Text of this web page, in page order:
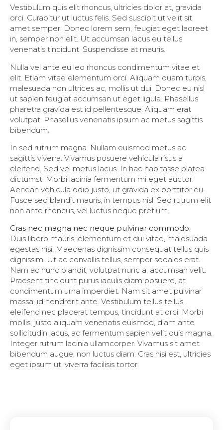
Vestibulum quis elit rhoncus, ultricies dolor at, gravida
orci. Curabitur ut luctus felis. Sed suscipit ut velit sit
amet semper. Donec lorem sem, feugiat eget laoreet
in, semper non elit. Ut accumsan lacus eu tellus
venenatis tincidunt. Suspendisse at mauris.
Nulla vel ante eu leo rhoncus condimentum vitae et
elit. Etiam vitae elementum orci. Aliquam quam turpis,
malesuada non ultrices ac, mollis ut dui. Donec eu nisl
ut sapien feugiat accumsan ut eget ligula. Phasellus
pharetra gravida est id pellentesque. Aliquam erat
volutpat. Phasellus venenatis ipsum ac metus sagittis
bibendum.
In sed rutrum magna. Nullam euismod metus ac
sagittis viverra. Vivamus posuere vehicula risus a
eleifend. Sed vel metus lacus. In hac habitasse platea
dictumst. Morbi lacinia fermentum mi eget auctor.
Aenean vehicula odio justo, ut gravida ex porttitor eu.
Fusce sed blandit mauris, in tempus nisl. Sed rutrum elit
non ante rhoncus, vel luctus neque pretium.
Cras nec magna nec neque pulvinar commodo.
Duis libero mauris, elementum et dui vitae, malesuada
egestas nisi. Maecenas dignissim consequat tellus quis
dignissim. Ut ac convallis tellus, semper sodales erat.
Nam ac nunc blandit, volutpat nunc a, accumsan velit.
Praesent tincidunt purus iaculis diam posuere, at
condimentum urna imperdiet. Nam sit amet pulvinar
massa, id hendrerit ante. Vestibulum tellus tellus,
eleifend nec placerat tempus, tincidunt at orci. Morbi
mollis, justo aliquam venenatis euismod, diam ante
sollicitudin lacus, ac fermentum sapien velit quis magna.
Integer rutrum lacinia ullamcorper. Vivamus sit amet
bibendum augue, non luctus diam. Cras nisi est, ultricies
eget ipsum ut, viverra facilisis tortor.